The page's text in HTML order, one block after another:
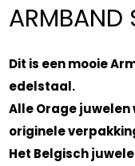
ARMBAND
Dit is een mooie
edelstaal.
Alle Orage juwelen
originele
Het Belgisch